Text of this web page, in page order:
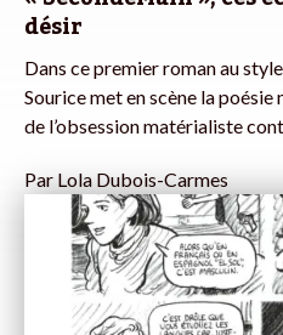
désir
Dans ce premier roman au
Sourice met en scène la poésie
de l’obsession matérialiste
Par Lola Dubois-Carmes